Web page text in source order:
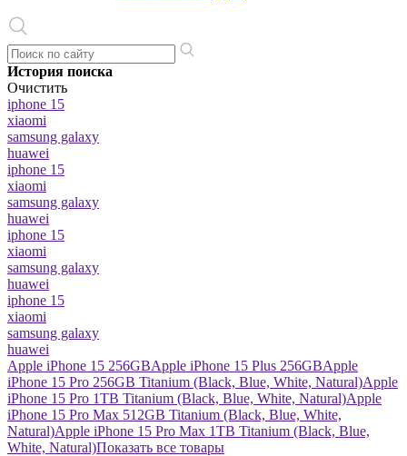
История поиска
Очистить
iphone 15
xiaomi
samsung galaxy
huawei
iphone 15
xiaomi
samsung galaxy
huawei
iphone 15
xiaomi
samsung galaxy
huawei
iphone 15
xiaomi
samsung galaxy
huawei
Apple iPhone 15 256GBApple iPhone 15 Plus 256GBApple
iPhone 15 Pro 256GB Titanium (Black, Blue, White, Natural)Apple
iPhone 15 Pro 1TB Titanium (Black, Blue, White, Natural)Apple
iPhone 15 Pro Max 512GB Titanium (Black, Blue, White,
Natural)Apple iPhone 15 Pro Max 1TB Titanium (Black, Blue,
White, Natural)Показать все товары